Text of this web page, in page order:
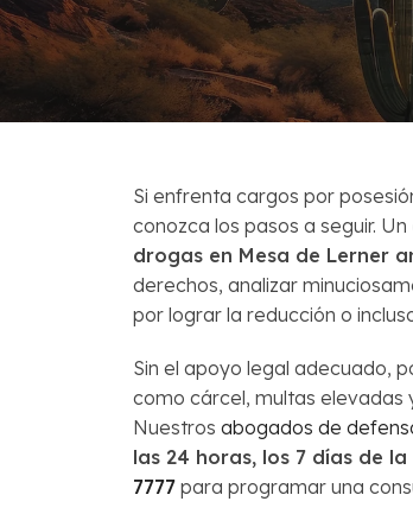
Si enfrenta cargos por
conozca los pasos a seguir. Un
drogas en Mesa de Lerner
derechos, analizar
por lograr la reducción o
Sin el apoyo legal adecuado,
como cárcel, multas elevadas
Nuestros abogados de
las 24 horas, los 7 días de la
7777 para programar una